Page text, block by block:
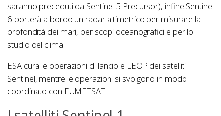
saranno preceduti da Sentinel 5 Precursor), infine Sentinel
6 porterà a bordo un radar altimetrico per misurare la
profondità dei mari, per scopi oceanografici e per lo
studio del clima.
ESA cura le operazioni di lancio e LEOP dei satelliti
Sentinel, mentre le operazioni si svolgono in modo
coordinato con EUMETSAT.